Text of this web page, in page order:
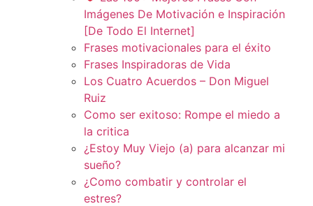
Imágenes De Motivación e Inspiración
[De Todo El Internet]
Frases motivacionales para el éxito
Frases Inspiradoras de Vida
Los Cuatro Acuerdos – Don Miguel
Ruiz
Como ser exitoso: Rompe el miedo a
la critica
¿Estoy Muy Viejo (a) para alcanzar mi
sueño?
¿Como combatir y controlar el
estres?